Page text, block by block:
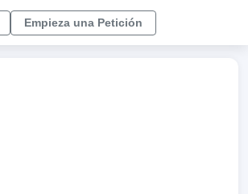
Empieza una Petición